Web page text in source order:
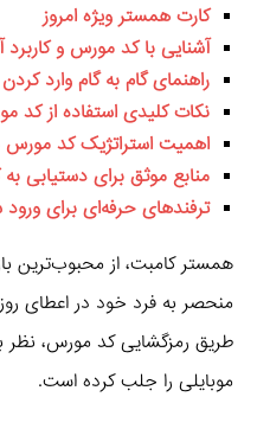
کارت همستر ویژه امروز
آشنایی با کد مورس و
راهنمای گام به گام وارد کردن
نکات کلیدی استفاده از کد
اهمیت استراتژیک کد
منابع موثق برای دستیابی
ترفندهای حرفه‌ای برای
همستر کامبت، از محبوب‌ترین
منحصر به فرد خود در اعطای
طریق رمزگشایی کد مورس، نظر
موبایلی را جلب کرده است.